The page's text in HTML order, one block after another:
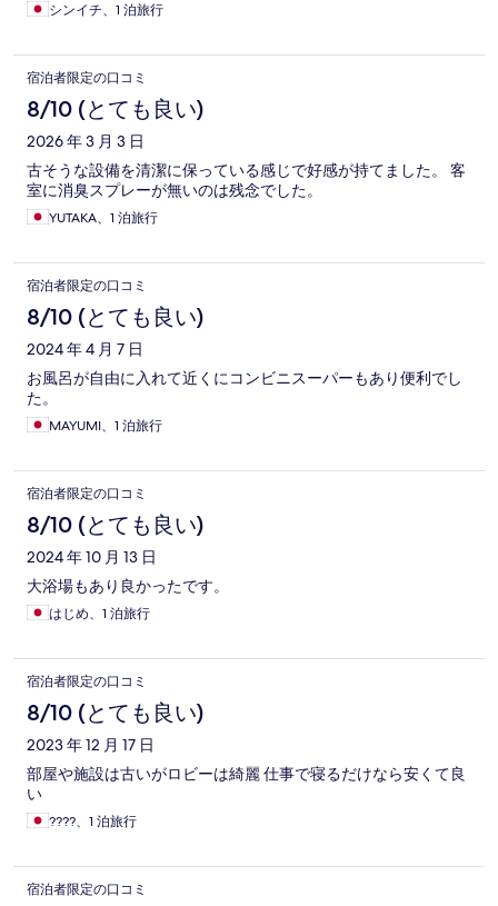
シンイチ、1 泊旅行
宿泊者限定の口コミ
8/10 (とても良い)
2026 年 3 月 3 日
古そうな設備を清潔に保っている感じで好感が持てました。 客
室に消臭スプレーが無いのは残念でした。
YUTAKA、1 泊旅行
宿泊者限定の口コミ
8/10 (とても良い)
2024 年 4 月 7 日
お風呂が自由に入れて近くにコンビニスーパーもあり便利でし
た。
MAYUMI、1 泊旅行
宿泊者限定の口コミ
8/10 (とても良い)
2024 年 10 月 13 日
大浴場もあり良かったです。
はじめ、1 泊旅行
宿泊者限定の口コミ
8/10 (とても良い)
2023 年 12 月 17 日
部屋や施設は古いがロビーは綺麗 仕事で寝るだけなら安くて良
い
????、1 泊旅行
宿泊者限定の口コミ